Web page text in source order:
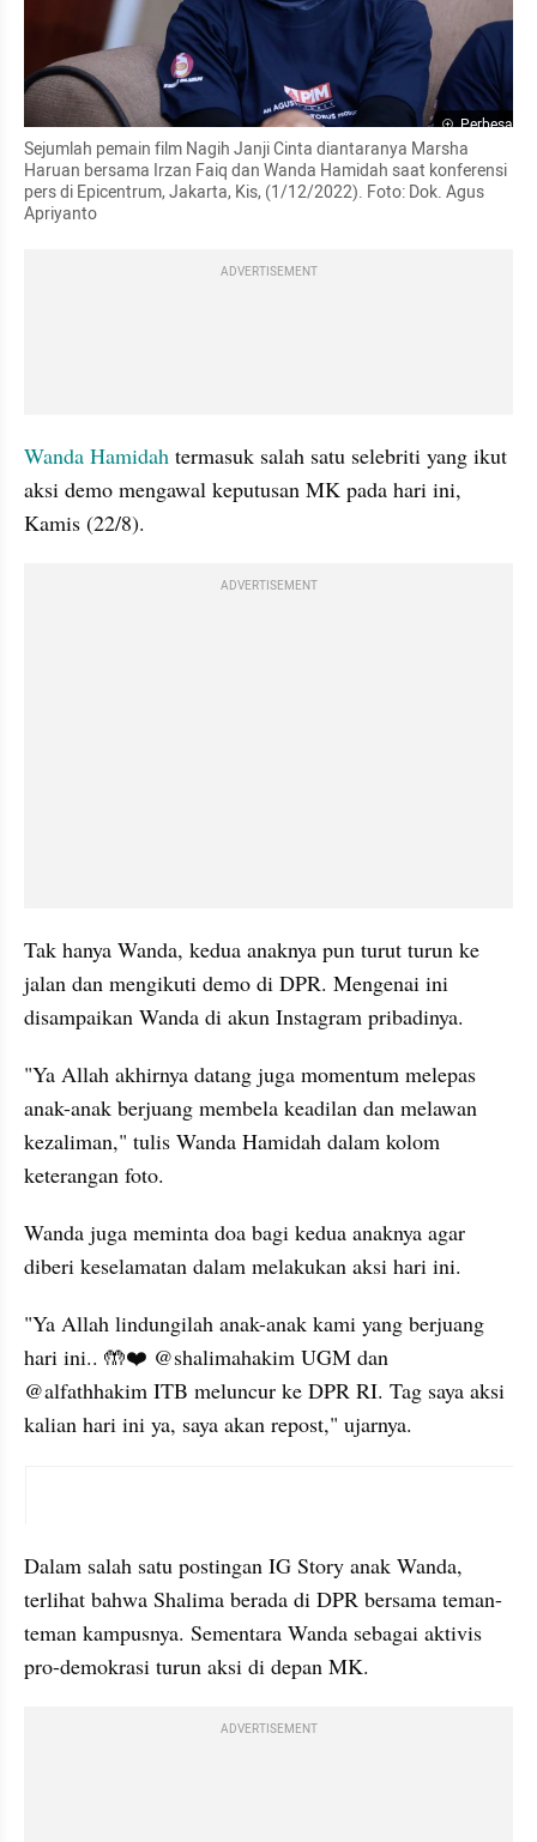
Perbesar
Sejumlah pemain film Nagih Janji Cinta diantaranya Marsha
Haruan bersama Irzan Faiq dan Wanda Hamidah saat konferensi
pers di Epicentrum, Jakarta, Kis, (1/12/2022). Foto: Dok. Agus
Apriyanto
ADVERTISEMENT
Wanda Hamidah termasuk salah satu selebriti yang ikut
aksi demo mengawal keputusan MK pada hari ini,
Kamis (22/8).
ADVERTISEMENT
Tak hanya Wanda, kedua anaknya pun turut turun ke
jalan dan mengikuti demo di DPR. Mengenai ini
disampaikan Wanda di akun Instagram pribadinya.
"Ya Allah akhirnya datang juga momentum melepas
anak-anak berjuang membela keadilan dan melawan
kezaliman," tulis Wanda Hamidah dalam kolom
keterangan foto.
Wanda juga meminta doa bagi kedua anaknya agar
diberi keselamatan dalam melakukan aksi hari ini.
"Ya Allah lindungilah anak-anak kami yang berjuang
hari ini.. 🤲❤️ @shalimahakim UGM dan
@alfathhakim ITB meluncur ke DPR RI. Tag saya aksi
kalian hari ini ya, saya akan repost," ujarnya.
Dalam salah satu postingan IG Story anak Wanda,
terlihat bahwa Shalima berada di DPR bersama teman-
teman kampusnya. Sementara Wanda sebagai aktivis
pro-demokrasi turun aksi di depan MK.
ADVERTISEMENT